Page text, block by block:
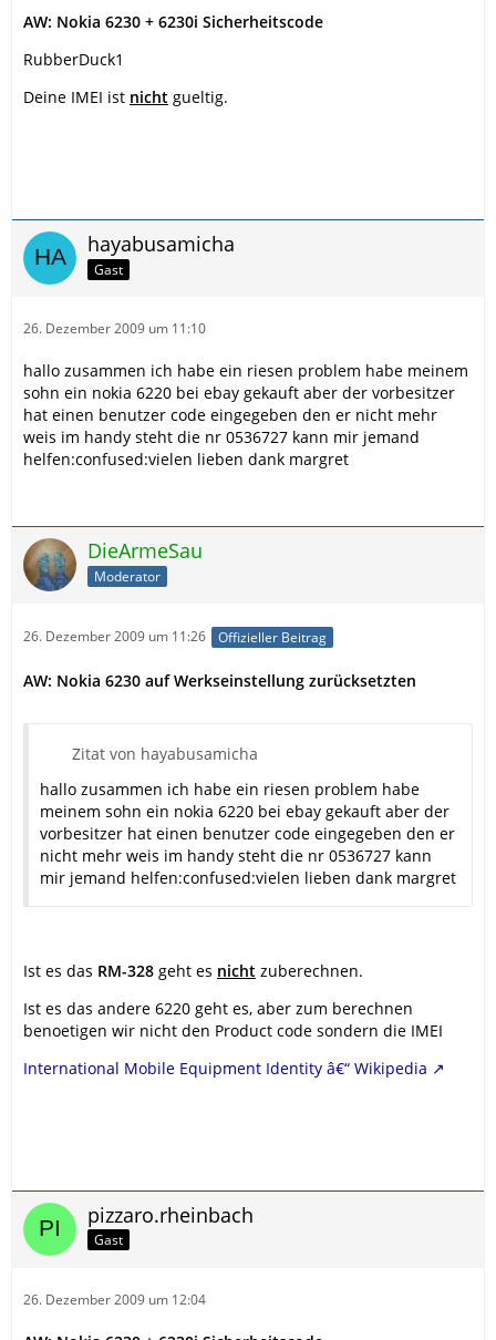
AW: Nokia 6230 + 6230i Sicherheitscode
RubberDuck1
Deine IMEI ist nicht gueltig.
hayabusamicha
Gast
26. Dezember 2009 um 11:10
hallo zusammen ich habe ein riesen problem habe meinem
sohn ein nokia 6220 bei ebay gekauft aber der vorbesitzer
hat einen benutzer code eingegeben den er nicht mehr
weis im handy steht die nr 0536727 kann mir jemand
helfen:confused:vielen lieben dank margret
DieArmeSau
Moderator
26. Dezember 2009 um 11:26 Offizieller Beitrag
AW: Nokia 6230 auf Werkseinstellung zurücksetzten
Zitat von hayabusamicha
hallo zusammen ich habe ein riesen problem habe
meinem sohn ein nokia 6220 bei ebay gekauft aber der
vorbesitzer hat einen benutzer code eingegeben den er
nicht mehr weis im handy steht die nr 0536727 kann
mir jemand helfen:confused:vielen lieben dank margret
Ist es das RM-328 geht es nicht zuberechnen.
Ist es das andere 6220 geht es, aber zum berechnen
benoetigen wir nicht den Product code sondern die IMEI
International Mobile Equipment Identity â€“ Wikipedia
pizzaro.rheinbach
Gast
26. Dezember 2009 um 12:04